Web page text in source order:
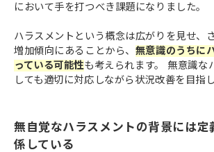
において手を打つべき課題になりました。
ハラスメントという概念は広がりを見せ、
増加傾向にあることから、 無意識のうちに
っている可能性も考えられます。 無意識な
しても適切に対応しながら状況改善を目指し
無自覚なハラスメントの背景には定
係している